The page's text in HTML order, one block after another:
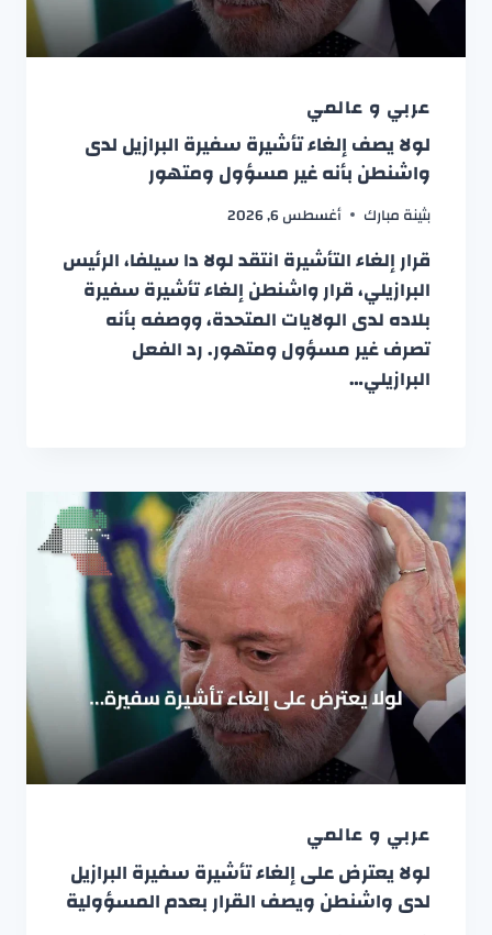
عربي و عالمي
لولا يصف إلغاء تأشيرة سفيرة البرازيل لدى
واشنطن بأنه غير مسؤول ومتهور
بثينة مبارك أغسطس 6, 2026
قرار إلغاء التأشيرة انتقد لولا دا سيلفا، الرئيس
البرازيلي، قرار واشنطن إلغاء تأشيرة سفيرة
بلاده لدى الولايات المتحدة، ووصفه بأنه
تصرف غير مسؤول ومتهور. رد الفعل
البرازيلي…
عربي و عالمي
لولا يعترض على إلغاء تأشيرة سفيرة البرازيل
لدى واشنطن ويصف القرار بعدم المسؤولية